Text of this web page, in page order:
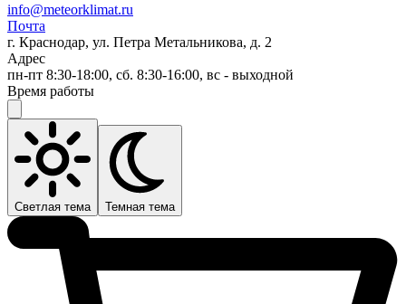
info@meteorklimat.ru
Почта
г. Краснодар, ул. Петра Метальникова, д. 2
Адрес
пн-пт 8:30-18:00, сб. 8:30-16:00, вс - выходной
Время работы
Светлая тема Темная тема